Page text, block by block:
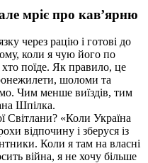
мріє про кав’ярню
через рацію і готові до
коли я чую його по
поїде. Як правило, це
шоломи та
Чим менше виїздів, тим
Шпілка.
Світлани? «Коли Україна
відпочину і зберуся із
Коли я там на власні
війна, я не хочу більше